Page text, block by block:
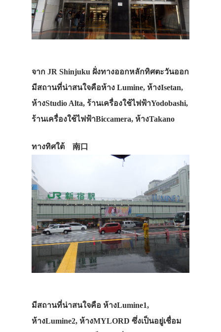
จาก JR Shinjuku ฝั่งทางออกหลักทิศตะวันออก
มีสถานที่น่าสนใจคือห้าง Lumine, ห้างIsetan,
ห้างStudio Alta, ร้านเครื่องใช้ไฟฟ้าYodobashi,
ร้านเครื่องใช้ไฟฟ้าBiccamera, ห้างTakano
ทางทิศใต้ 南口
มีสถานที่น่าสนใจคือ ห้างLumine1,
ห้างLumine2, ห้างMYLORD ซึ่งเป็นอยู่เชื่อม